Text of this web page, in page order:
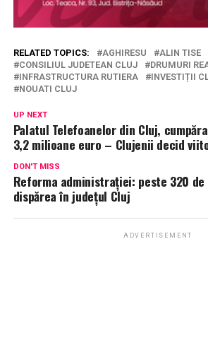
RELATED TOPICS: AGHIRESU
ALIN TISE
CONSILIUL JUDETEAN CLUJ
DRUMURI
INFRASTRUCTURA RUTIERA
INVESTIȚII
NOUATI CLUJ
UP NEXT
Palatul Telefoanelor din Cluj,
3,2 milioane euro – Clujenii decid
DON'T MISS
Reforma administrației: peste 320
dispărea în județul Cluj
ADVERTISEMENT